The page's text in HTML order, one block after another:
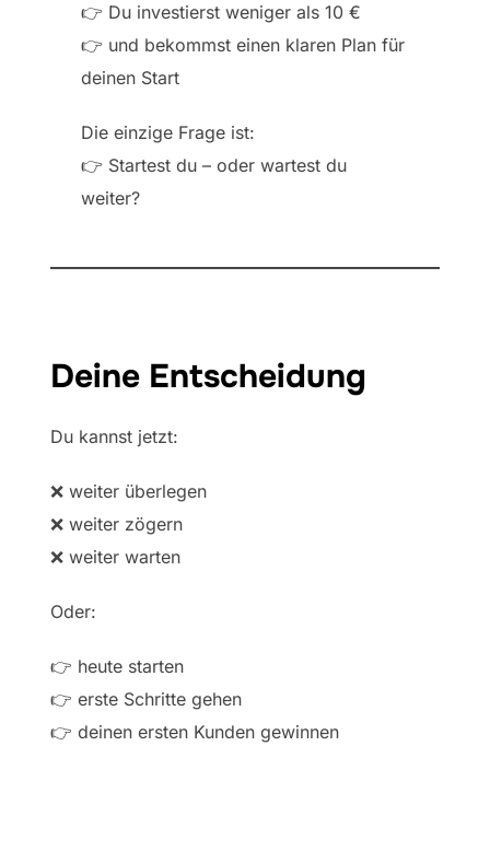
👉 Du investierst weniger als 10 €
👉 und bekommst einen klaren Plan für
deinen Start
Die einzige Frage ist:
👉 Startest du – oder wartest du
weiter?
Deine Entscheidung
Du kannst jetzt:
❌ weiter überlegen
❌ weiter zögern
❌ weiter warten
Oder:
👉 heute starten
👉 erste Schritte gehen
👉 deinen ersten Kunden gewinnen